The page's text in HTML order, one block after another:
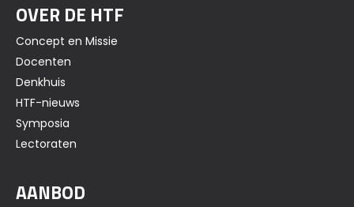
OVER DE HTF
Concept en Missie
Docenten
Denkhuis
HTF-nieuws
Symposia
Lectoraten
AANBOD